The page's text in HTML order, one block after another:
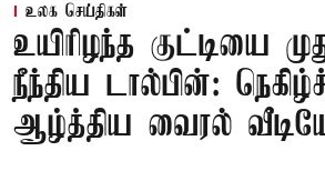
உலக செய்திகள்
உயிரிழந்த குட்டியை
நீந்திய டால்பின்:
ஆழ்த்திய வைரல்